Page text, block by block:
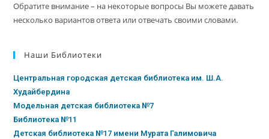
Обратите внимание – на некоторые вопросы Вы можете давать
несколько вариантов ответа или отвечать своими словами.
Наши Библиотеки
Центральная городская детская библиотека им. Ш.А.
Худайбердина
Модельная детская библиотека №7
Библиотека №11
Детская библиотека №17 имени Мурата Галимовича